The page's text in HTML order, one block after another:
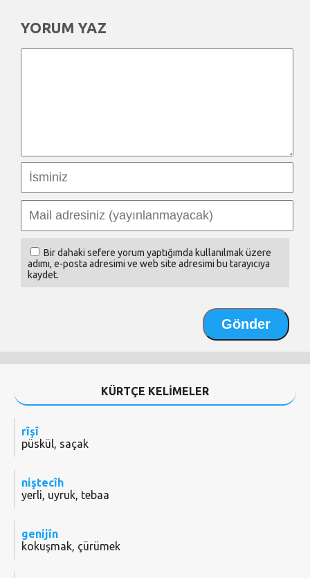
YORUM YAZ
Bir dahaki sefere yorum yaptığımda kullanılmak üzere
adımı, e-posta adresimi ve web site adresimi bu tarayıcıya
kaydet.
KÜRTÇE KELİMELER
rîşî
püskül, saçak
niştecîh
yerli, uyruk, tebaa
genijîn
kokuşmak, çürümek